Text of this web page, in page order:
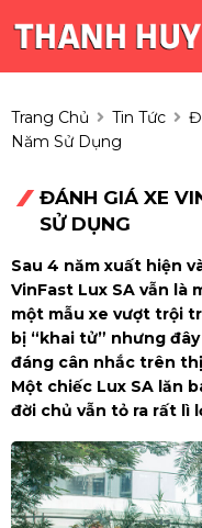
Trang Chủ Tin Tức
Năm Sử Dụng
ĐÁNH GIÁ XE
SỬ DỤNG
Sau 4 năm xuất hiện
VinFast Lux SA vẫn là
một mẫu xe vượt trội
bị “khai tử” nhưng
đáng cân nhắc trên
Một chiếc Lux SA lăn
đời chủ vẫn tỏ ra rất lì